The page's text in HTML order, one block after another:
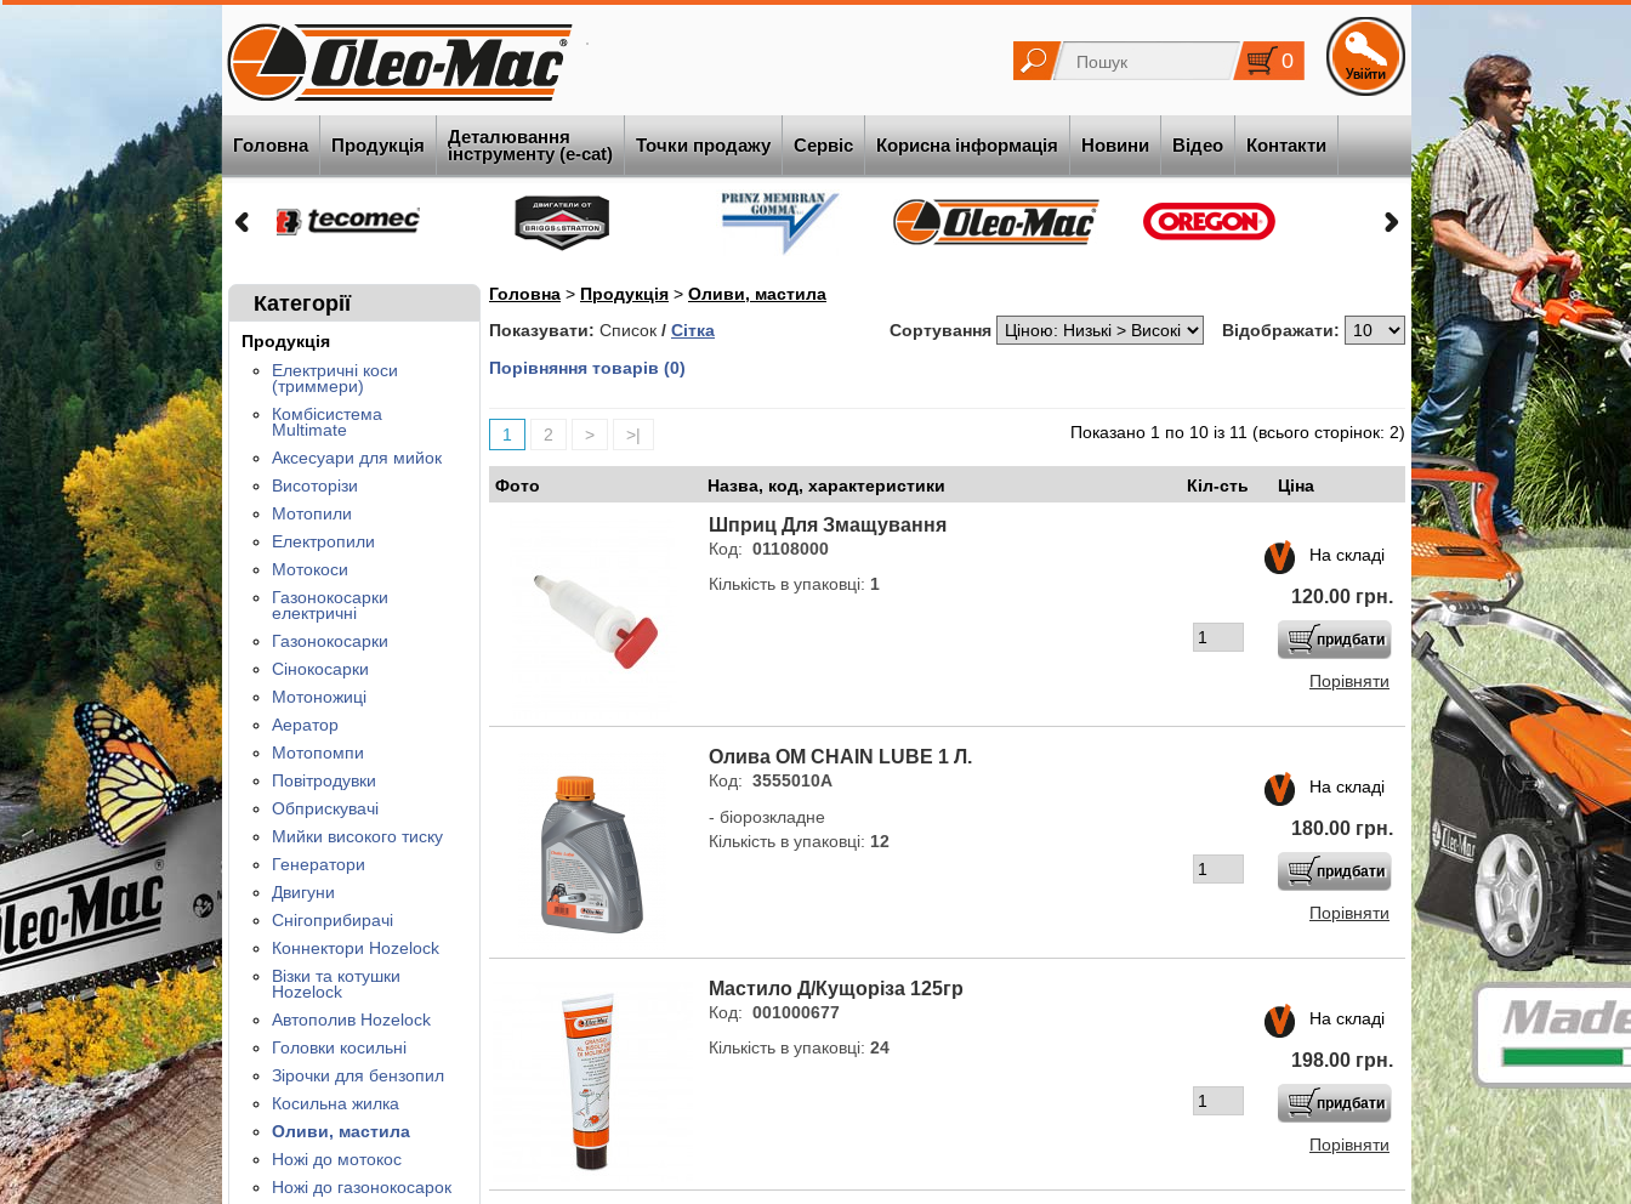
0
Головна Продукція
Деталювання
інструменту (e-cat)
Точки продажу Сервіс Корисна інформація Новини Відео Контакти
Категорії
Продукція
Електричні коси
(триммери)
Комбісистема
Multimate
Аксесуари для мийок
Висоторізи
Мотопили
Електропили
Мотокоси
Газонокосарки
електричні
Газонокосарки
Сінокосарки
Мотоножиці
Аератор
Мотопомпи
Повітродувки
Обприскувачі
Мийки високого тиску
Генератори
Двигуни
Снігоприбирачі
Коннектори Hozelock
Візки та котушки
Hozelock
Автополив Hozelock
Головки косильні
Зірочки для бензопил
Косильна жилка
Оливи, мастила
Ножі до мотокос
Ножі до газонокосарок
Головна > Продукція > Оливи, мастила
Показувати: Список / Сітка Відображати:
Сортування
Порівняння товарів (0)
1 2 > >| Показано 1 по 10 із 11 (всього сторінок: 2)
Фото Назва, код, характеристики Кіл-сть Ціна
Шприц Для Змащування
На складі
120.00 грн.
Порівняти
Код: 01108000
Кількість в упаковці: 1
Олива OM CHAIN LUBE 1 Л.
На складі
180.00 грн.
Порівняти
Код: 3555010A
- біорозкладне
Кількість в упаковці: 12
Мастило Д/кущоріза 125гр
На складі
198.00 грн.
Порівняти
Код: 001000677
Кількість в упаковці: 24